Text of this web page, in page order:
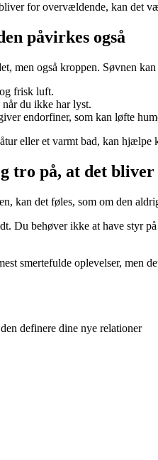
for overvældende, kan det
påvirkes også
men også kroppen. Søvnen
frisk luft.
du ikke har lyst.
endorfiner, som kan løfte
eller et varmt bad, kan hjælpe
tro på, at det bliver
kan det føles, som om den
Du behøver ikke at have styr
smertefulde oplevelser, men
definere dine nye relationer